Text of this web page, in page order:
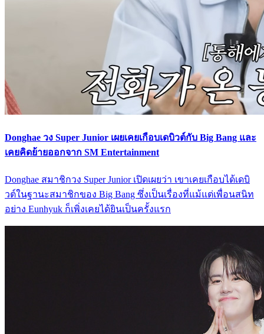
Donghae วง Super Junior เผยเคยเกือบเดบิวต์กับ Big Bang และ
เคยคิดย้ายออกจาก SM Entertainment
Donghae สมาชิกวง Super Junior เปิดเผยว่า เขาเคยเกือบได้เดบิ
วต์ในฐานะสมาชิกของ Big Bang ซึ่งเป็นเรื่องที่แม้แต่เพื่อนสนิท
อย่าง Eunhyuk ก็เพิ่งเคยได้ยินเป็นครั้งแรก